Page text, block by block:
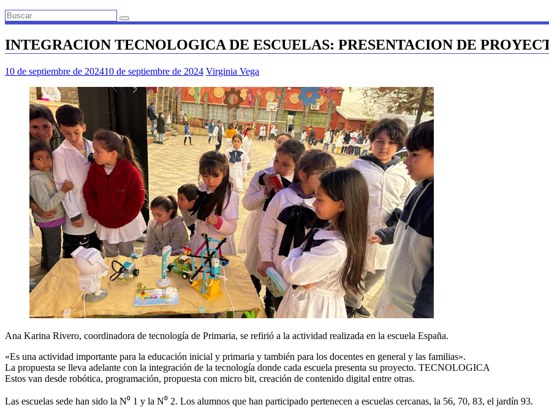
INTEGRACION TECNOLOGICA DE ESCUELAS: PRESENTACION DE
10 de septiembre de 202410 de septiembre de 2024 Virginia Vega
Ana Karina Rivero, coordinadora de tecnología de Primaria, se refirió a la actividad realizada en la escuela España.
«Es una actividad importante para la educación inicial y primaria y también para los docentes en general y las familias».
La propuesta se lleva adelante con la integración de la tecnología donde cada escuela presenta su proyecto. TECNOLOGICA
Estos van desde robótica, programación, propuesta con micro bit, creación de contenido digital entre otras.
Las escuelas sede han sido la N⁰ 1 y la N⁰ 2. Los alumnos que han participado pertenecen a escuelas cercanas, la 56, 70, 83, el jardín 93.